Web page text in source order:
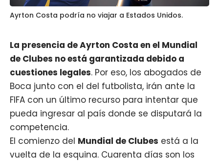
Ayrton Costa podría no viajar a Estados Unidos.
La presencia deAyrton Costa en el Mundial
de Clubes no está garantizada debido a
cuestiones legales. Por eso, los abogados de
Boca junto con el del futbolista, irán ante la
FIFA con un último recurso para intentar que
pueda ingresar al país donde se disputará la
competencia.
El comienzo del Mundial de Clubes está a la
vuelta de la esquina. Cuarenta días son los